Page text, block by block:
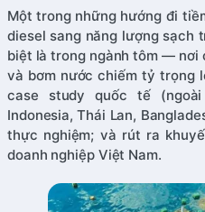
Một trong những hướng đi
diesel sang năng lượng sạch
biệt là trong ngành tôm — nơi
và bơm nước chiếm tỷ trọng
case study quốc tế
Indonesia, Thái Lan,
thực nghiệm; và rút ra
doanh nghiệp Việt Nam.